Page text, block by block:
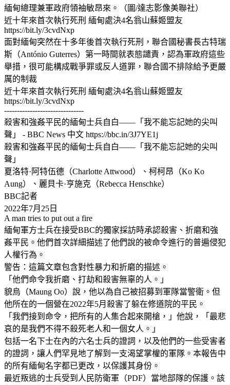
緬甸總理兼軍政府領袖敏昂來。（圖/達志影像美聯社）
近十年來首次執行死刑 緬甸處決4名翁山蘇姬盟友
https://bit.ly/3cvdNxp
面對緬甸突然在十多年後首次執行死刑，聯合國秘書長古特瑞
斯（António Guterres）第一時間就表態譴責，認為軍政府這些
舉措，很可能構成戰爭罪或反人道罪，聯合國不排除給予更嚴
厲的制裁
近十年來首次執行死刑 緬甸處決4名翁山蘇姬盟友
https://bit.ly/3cvdNxp
-------------------------------
殺害和強姦平民的緬甸士兵自白——「我不能忘記她的尖叫
聲」 - BBC News 中文 https://bbc.in/3J7YE1j
殺害和強姦平民的緬甸士兵自白——「我不能忘記她的尖叫
聲」
夏洛特·阿特伍德（Charlotte Attwood）、柯柯昂（Ko Ko
Aung）、麗貝卡·亨施克（Rebecca Henschke）
BBC記者
2022年7月25日
A man tries to put out a fire
緬甸軍方士兵在接受BBC的獨家採訪時承認殺害、折磨和強
姦平民。他們首次詳細描述了他們說的被命令進行的普遍侵犯
人權行為。
警告：這篇文章包含對性暴力和折磨的描述。
「他們命令我折磨、打劫和殺害無辜的人。」
貌烏（Maung Oo）說，他以為自己被招募到軍隊當警衛。但
他所在的一個營在2022年5月殺害了躲在修道院的平民。
「我們接到命令，把所有的人集合起來開槍，」他說，「最悲
哀的是我們不得不殺死老人和一個女人。」
包括一名下士在內的六名士兵的證詞，以及他們的一些受害者
的證詞，讓人們罕見地了解到一支渴望掌權的軍隊。本報告中
的所有緬甸名字都已更改，以保護其身份。
最近叛逃的士兵受到人民防衛軍（PDF）當地部隊的保護。該